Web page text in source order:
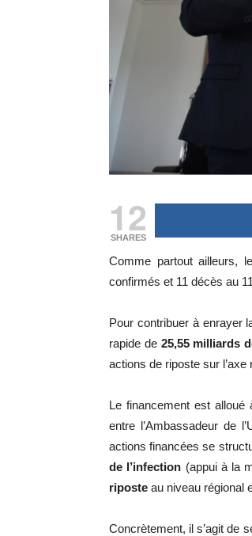
12
SHARES
Comme partout ailleurs,
confirmés et 11 décès au
Pour contribuer à enrayer
rapide de 25,55 milliards
actions de riposte sur
Le financement est
entre l’Ambassadeur de
actions financées se
de l’infection (appui à la
riposte au niveau régional
Concrètement, il s’agit de